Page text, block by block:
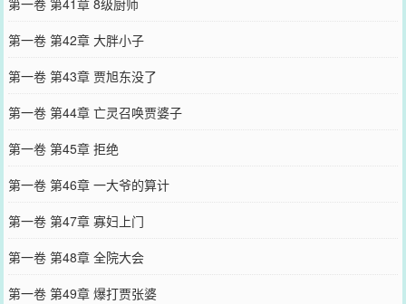
第一卷 第42章 大胖小子
第一卷 第43章 贾旭东没了
第一卷 第44章 亡灵召唤贾婆子
第一卷 第45章 拒绝
第一卷 第46章 一大爷的算计
第一卷 第47章 寡妇上门
第一卷 第48章 全院大会
第一卷 第49章 爆打贾张婆